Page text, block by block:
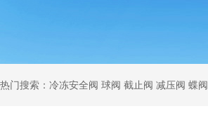
热门搜索：冷冻安全阀 球阀 截止阀 减压阀 蝶阀